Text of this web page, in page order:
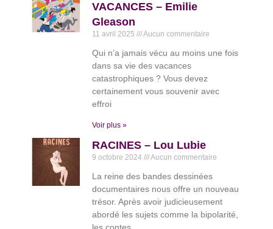
VACANCES – Emilie
Gleason
11 avril 2025 Aucun commentaire
Qui n’a jamais vécu au moins une fois
dans sa vie des vacances
catastrophiques ? Vous devez
certainement vous souvenir avec
effroi
Voir plus »
RACINES – Lou Lubie
9 octobre 2024 Aucun commentaire
La reine des bandes dessinées
documentaires nous offre un nouveau
trésor. Après avoir judicieusement
abordé les sujets comme la bipolarité,